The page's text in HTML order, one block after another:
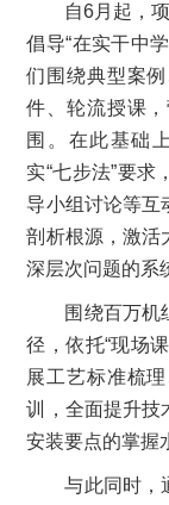
自6月起，
倡导“在实干中
们围绕典型案
件、轮流授课
围。在此基础
实“七步法”要
导小组讨论等互
剖析根源，激活
深层次问题的系
围绕百万机
径，依托“现场
展工艺标准梳
训，全面提升技
安装要点的掌握
与此同时，